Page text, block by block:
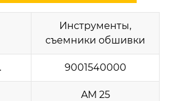
Инструменты,
съемники обшивки
9001540000
AM 25